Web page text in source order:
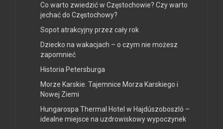
Co warto zwiedzić w Częstochowie? Czy warto
jechać do Częstochowy?
Sopot atrakcyjny przez cały rok
Dziecko na wakacjach – o czym nie możesz
zapomnieć
Historia Petersburga
Morze Karskie. Tajemnice Morza Karskiego i
Nowej Ziemi
Hungarospa Thermal Hotel w Hajdúszoboszló –
idealne miejsce na uzdrowiskowy wypoczynek